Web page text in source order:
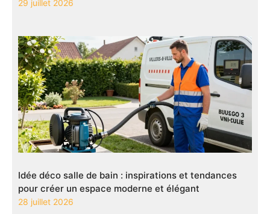
29 juillet 2026
Idée déco salle de bain : inspirations et tendances
pour créer un espace moderne et élégant
28 juillet 2026